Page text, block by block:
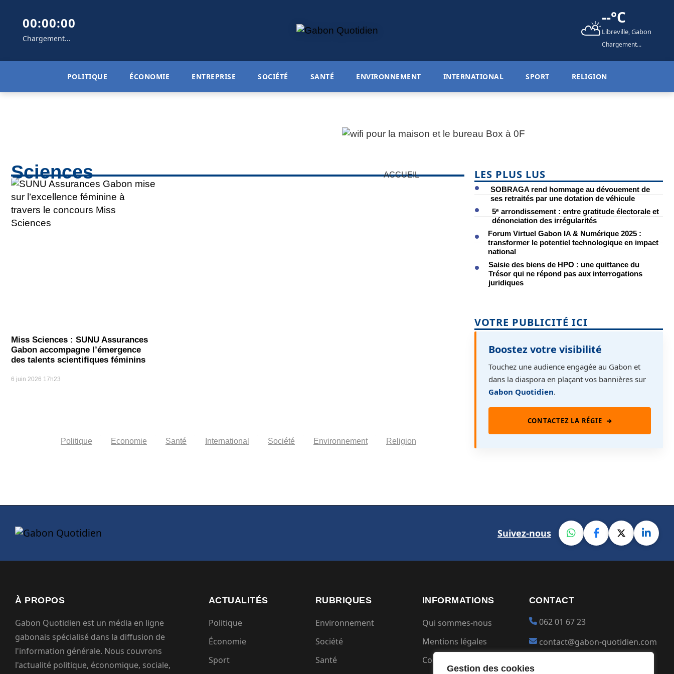
Gestion des cookies
00:00:00
Chargement... ⛅--°C
Libreville, Gabon
Chargement...
POLITIQUE ÉCONOMIE ENTREPRISE SOCIÉTÉ SANTÉ ENVIRONNEMENT INTERNATIONAL SPORT RELIGION
ACCUEIL
Sciences
Miss Sciences : SUNU Assurances
Gabon accompagne l’émergence
des talents scientifiques féminins
6 juin 2026 17h23
Politique Economie Santé International Société Environnement Religion
LES PLUS LUS
SOBRAGA rend hommage au dévouement de
ses retraités par une dotation de véhicule
5ᵉ arrondissement : entre gratitude électorale et
dénonciation des irrégularités
Forum Virtuel Gabon IA & Numérique 2025 :
transformer le potentiel technologique en impact
national
Saisie des biens de HPO : une quittance du
Trésor qui ne répond pas aux interrogations
juridiques
VOTRE PUBLICITÉ ICI
Boostez votre visibilité
Touchez une audience engagée au Gabon et
dans la diaspora en plaçant vos bannières sur
Gabon Quotidien.
CONTACTEZ LA RÉGIE ➜
Suivez-nous
À PROPOS
Gabon Quotidien est un média en ligne
gabonais spécialisé dans la diffusion de
l'information générale. Nous couvrons
l'actualité politique, économique, sociale,
ACTUALITÉS
Politique
Économie
Sport
RUBRIQUES
Environnement
Société
Santé
INFORMATIONS
Qui sommes-nous
Mentions légales
Conditions générales
CONTACT
062 01 67 23
contact@gabon-quotidien.com